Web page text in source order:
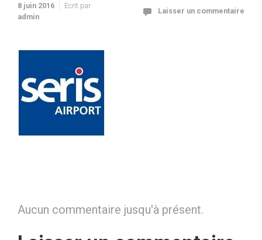
8 juin 2016
Ecrit par
admin
Laisser un commentaire
Aucun commentaire jusqu'à présent.